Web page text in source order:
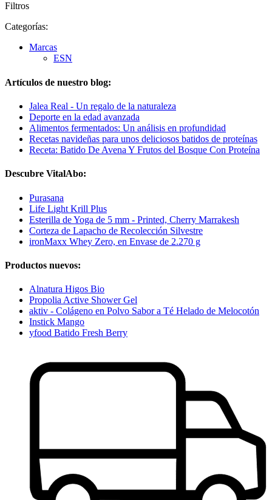
Filtros
Categorías:
Marcas
ESN
Artículos de nuestro blog:
Jalea Real - Un regalo de la naturaleza
Deporte en la edad avanzada
Alimentos fermentados: Un análisis en profundidad
Recetas navideñas para unos deliciosos batidos de proteínas
Receta: Batido De Avena Y Frutos del Bosque Con Proteína
Descubre VitalAbo:
Purasana
Life Light Krill Plus
Esterilla de Yoga de 5 mm - Printed, Cherry Marrakesh
Corteza de Lapacho de Recolección Silvestre
ironMaxx Whey Zero, en Envase de 2.270 g
Productos nuevos:
Alnatura Higos Bio
Propolia Active Shower Gel
aktiv - Colágeno en Polvo Sabor a Té Helado de Melocotón
Instick Mango
yfood Batido Fresh Berry